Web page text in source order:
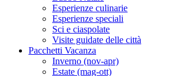
Esperienze culinarie
Esperienze speciali
Sci e ciaspolate
Visite guidate delle città
Pacchetti Vacanza
Inverno (nov-apr)
Estate (mag-ott)